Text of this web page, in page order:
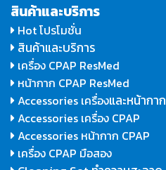
สินค้าและบริการ
Hot โปรโมชั่น
สินค้าและบริการ
เครื่อง CPAP ResMed
หน้ากาก CPAP ResMed
Accessories เครื่องและหน้ากาก
Accessories เครื่อง CPAP
Accessories หน้ากาก CPAP
เครื่อง CPAP มือสอง